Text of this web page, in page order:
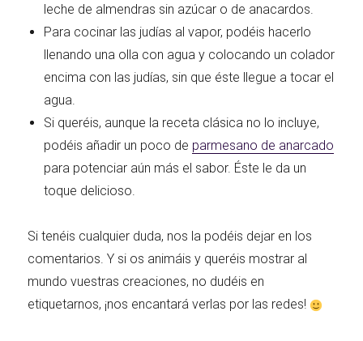
leche de almendras sin azúcar o de anacardos.
Para cocinar las judías al vapor, podéis hacerlo
llenando una olla con agua y colocando un colador
encima con las judías, sin que éste llegue a tocar el
agua.
Si queréis, aunque la receta clásica no lo incluye,
podéis añadir un poco de parmesano de anarcado
para potenciar aún más el sabor. Éste le da un
toque delicioso.
Si tenéis cualquier duda, nos la podéis dejar en los
comentarios. Y si os animáis y queréis mostrar al
mundo vuestras creaciones, no dudéis en
etiquetarnos, ¡nos encantará verlas por las redes!